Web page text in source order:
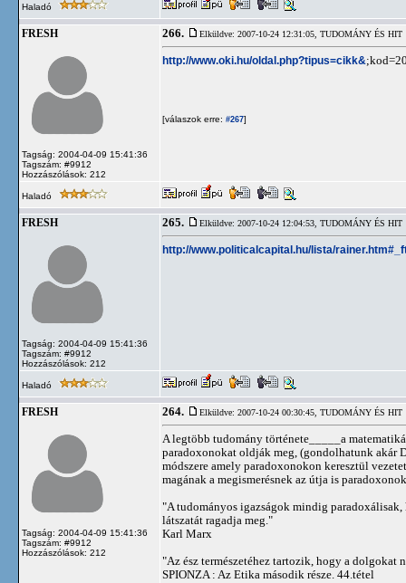
Haladó
FRESH
Tagság: 2004-04-09 15:41:36
Tagszám: #9912
Hozzászólások: 212
266. Elküldve: 2007-10-24 12:31:05, TUDOMÁNY ÉS HIT
http://www.oki.hu/oldal.php?tipus=cikk&
[válaszok erre: #267]
Haladó
FRESH
Tagság: 2004-04-09 15:41:36
Tagszám: #9912
Hozzászólások: 212
265. Elküldve: 2007-10-24 12:04:53, TUDOMÁNY ÉS HIT
http://www.politicalcapital.hu/lista/
Haladó
FRESH
Tagság: 2004-04-09 15:41:36
Tagszám: #9912
Hozzászólások: 212
264. Elküldve: 2007-10-24 00:30:45, TUDOMÁNY ÉS HIT
A legtöbb tudomány története_____a
paradoxonokat oldják meg, (gondolhatunk akár
módszere amely paradoxonokon keresztül
magának a megismerésnek az útja is
"A tudományos igazságok mindig
látszatát ragadja meg."
Karl Marx
"Az ész természetéhez tartozik, hogy a dolgokat
SPIONZA : Az Etika második része. 44.tétel